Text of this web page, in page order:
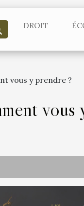
DROIT
vous y prendre ?
vous